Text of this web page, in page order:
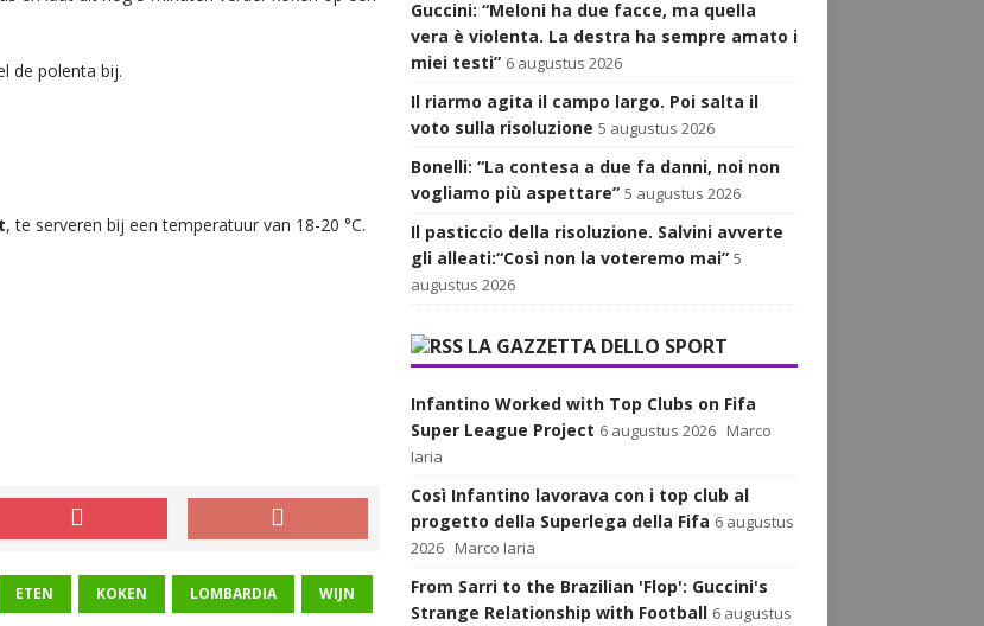
de polenta bij.
, te serveren bij een temperatuur van 18-20 °C.
ETEN KOKEN LOMBARDIA WIJN
Guccini: “Meloni ha due facce, ma quella
vera è violenta. La destra ha sempre amato i
miei testi” 6 augustus 2026
Il riarmo agita il campo largo. Poi salta il
voto sulla risoluzione 5 augustus 2026
Bonelli: “La contesa a due fa danni, noi non
vogliamo più aspettare” 5 augustus 2026
Il pasticcio della risoluzione. Salvini avverte
gli alleati:“Così non la voteremo mai” 5
augustus 2026
LA GAZZETTA DELLO SPORT
Infantino Worked with Top Clubs on Fifa
Super League Project 6 augustus 2026 Marco
Iaria
Così Infantino lavorava con i top club al
progetto della Superlega della Fifa 6 augustus
2026 Marco Iaria
From Sarri to the Brazilian 'Flop': Guccini's
Strange Relationship with Football 6 augustus